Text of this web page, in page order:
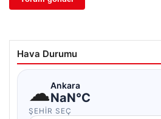
Hava Durumu
☁Ankara
NaN°C
ŞEHIR SEÇ